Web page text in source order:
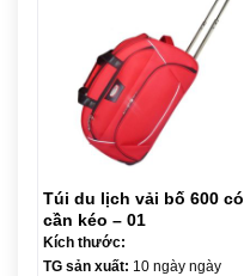
Túi du lịch vải bố 600 có
cần kéo – 01
Kích thước:
TG sản xuất: 10 ngày ngày